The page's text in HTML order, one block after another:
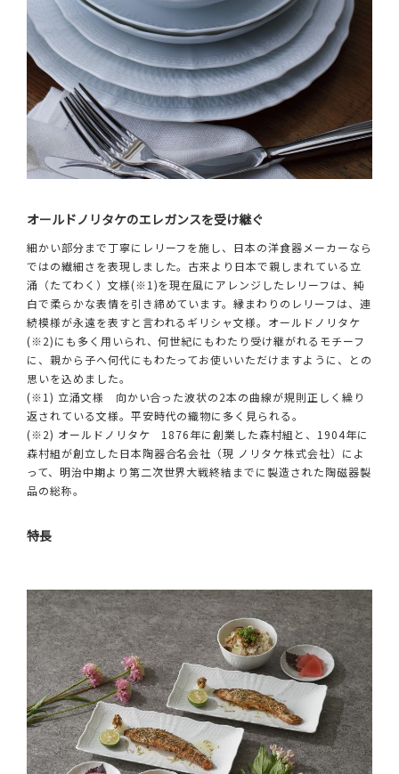
オールドノリタケのエレガンスを受け継ぐ
細かい部分まで丁寧にレリーフを施し、日本の洋食器メーカーなら
ではの繊細さを表現しました。古来より日本で親しまれている立
涌（たてわく）文様(※1)を現在風にアレンジしたレリーフは、純
白で柔らかな表情を引き締めています。縁まわりのレリーフは、連
続模様が永遠を表すと言われるギリシャ文様。オールドノリタケ
(※2)にも多く用いられ、何世紀にもわたり受け継がれるモチーフ
に、親から子へ何代にもわたってお使いいただけますように、との
思いを込めました。
(※1) 立涌文様 向かい合った波状の2本の曲線が規則正しく繰り
返されている文様。平安時代の織物に多く見られる。
(※2) オールドノリタケ 1876年に創業した森村組と、1904年に
森村組が創立した日本陶器合名会社（現 ノリタケ株式会社）によ
って、明治中期より第二次世界大戦終結までに製造された陶磁器製
品の総称。
特長